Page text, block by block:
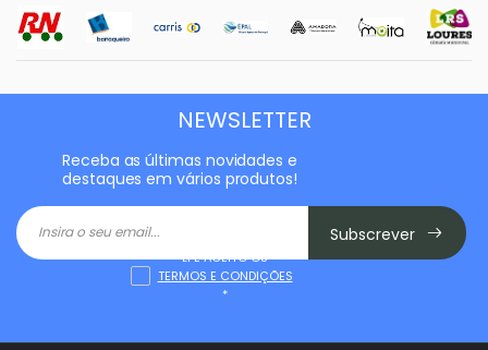
NEWSLETTER
Receba as últimas novidades e
destaques em vários produtos!
Subscrever
LI E ACEITO OS
TERMOS E CONDIÇÕES
*